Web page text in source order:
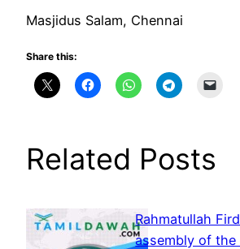
Masjidus Salam, Chennai
Share this:
Related Posts
Rahmatullah
assembly of the